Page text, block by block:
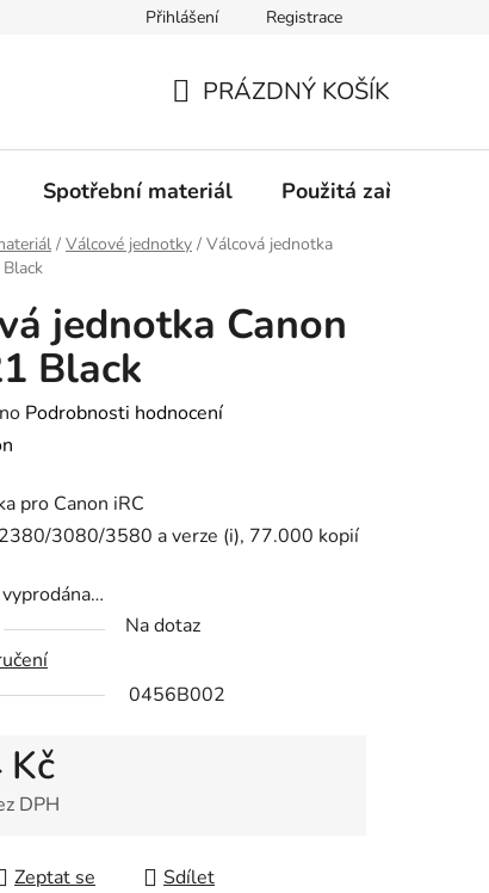
Aktuality Ochrana osobních údajů
Přihlášení Registrace
KOŠÍK
PRÁZDNÝ KOŠÍK
Spotřební materiál Použitá zařízení
/ Válcové jednotky / Válcová jednotka
jednotka Canon
Black
Podrobnosti hodnocení
pro Canon iRC
3080/3580 a verze (i), 77.000 kopií
Na dotaz
0456B002
Kč
DPH
Zeptat se Sdílet